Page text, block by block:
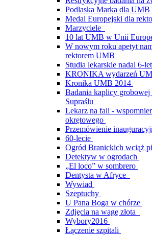
Podlaska Marka dla UMB
Medal Europejski dla
Marzyciele
10 lat UMB w Unii
W nowym roku apetyt
rektorem UMB
Studia lekarskie nadal 6-
KRONIKA wydarzeń
Kronika UMB 2014
Badania kaplicy
Supraślu
Lekarz na fali -
okrętowego
Przemówienie
60-lecie
Ogród Branickich wciąż
Detektyw w ogrodach
„El loco” w sombrero
Dentysta w Afryce
Wywiad
Szeptuchy
U Pana Boga w chórze
Zdjęcia na wagę złota
Wybory2016
Łączenie szpitali